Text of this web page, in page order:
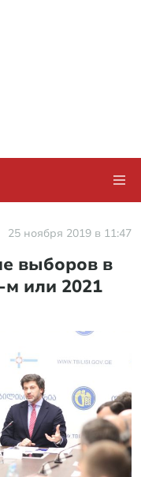
25 ноября 2019 в 11:47
выборов в
м или 2021